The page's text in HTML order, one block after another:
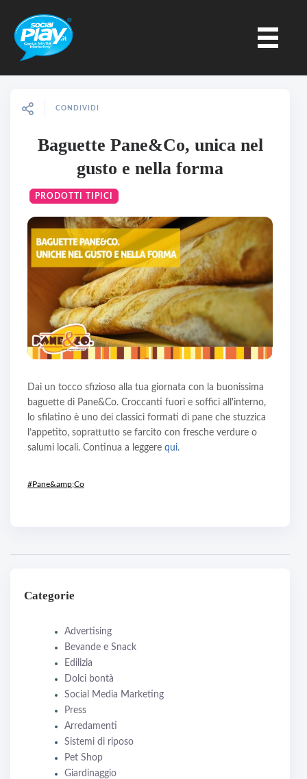
CONDIVIDI
Baguette Pane&Co, unica nel
gusto e nella forma
PRODOTTI TIPICI
Dai un tocco sfizioso alla tua giornata con la buonissima
baguette di Pane&Co. Croccanti fuori e soffici all'interno,
lo sfilatino è uno dei classici formati di pane che stuzzica
l’appetito, soprattutto se farcito con fresche verdure o
salumi locali. Continua a leggere qui.
#Pane&amp;Co
Categorie
Advertising
Bevande e Snack
Edilizia
Dolci bontà
Social Media Marketing
Press
Arredamenti
Sistemi di riposo
Pet Shop
Giardinaggio